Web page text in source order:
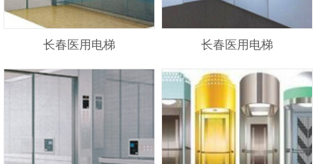
长春医用电梯 长春医用电梯